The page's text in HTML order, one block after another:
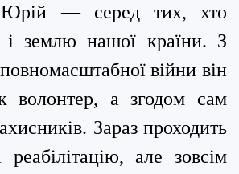
Юрій — серед тих, хто
і землю нашої країни. З
війни він
волонтер, а згодом сам
Зараз проходить
реабілітацію, але зовсім